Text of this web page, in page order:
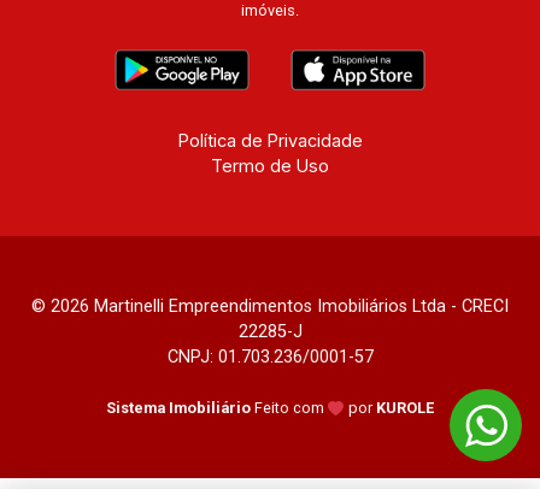
Rodin, Candeias, Apiacás, Blend Coliving, Una
Caramuru, Quintessence, Liber Condomínio
Resort, Asas do Sul, Tapuias Residencial,
Emerald, Spazio Robespierre, Cedro, Dinamarca,
Portes du Soleil, Solo, Cambuí, Philadelphia,
Avenida João Fiúsa, 1051 - Alto da Boa Vista |
imóveis.
Política de Privacidade
Termo de Uso
© 2026 Martinelli Empreendimentos Imobiliários Ltda - CRECI
22285-J
CNPJ: 01.703.236/0001-57
Sistema Imobiliário Feito com por KUROLE